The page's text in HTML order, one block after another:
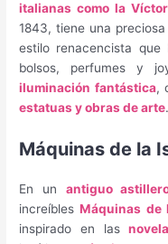
italianas como la
1843, tiene una
estilo renacencista que
bolsos, perfumes y
iluminación fantástica,
estatuas y obras de arte.
Máquinas de la
En un antiguo
increíblesMáquinas de
inspirado en las